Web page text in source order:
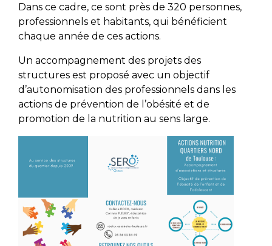
Dans ce cadre, ce sont près de 320 personnes,
professionnels et habitants, qui bénéficient
chaque année de ces actions.
Un accompagnement des projets des
structures est proposé avec un objectif
d’autonomisation des professionnels dans les
actions de prévention de l’obésité et de
promotion de la nutrition au sens large.